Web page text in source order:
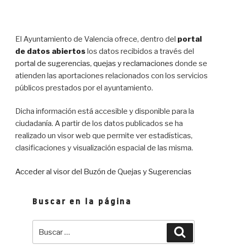
El Ayuntamiento de Valencia ofrece, dentro del portal
de datos abiertos los datos recibidos a través del
portal de sugerencias, quejas y reclamaciones donde se
atienden las aportaciones relacionados con los servicios
públicos prestados por el ayuntamiento.
Dicha información está accesible y disponible para la
ciudadanía. A partir de los datos publicados se ha
realizado un visor web que permite ver estadísticas,
clasificaciones y visualización espacial de las misma.
Acceder al visor del Buzón de Quejas y Sugerencias
Buscar en la página
por: